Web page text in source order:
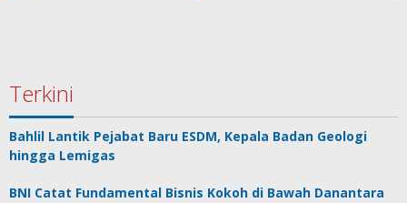
Terkini
Bahlil Lantik Pejabat Baru ESDM, Kepala Badan Geologi
hingga Lemigas
BNI Catat Fundamental Bisnis Kokoh di Bawah Danantara